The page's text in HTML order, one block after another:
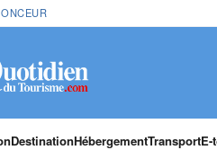
DestinationHébergementTransport